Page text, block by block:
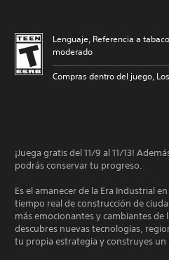
Lenguaje, Referencia a
moderado
Compras dentro del juego,
¡Juega gratis del 11/9 al 11/13!
podrás conservar tu progreso.
Es el amanecer de la Era Industrial
tiempo real de construcción de
más emocionantes y cambiantes
descubres nuevas tecnologías,
tu propia estrategia y construyes